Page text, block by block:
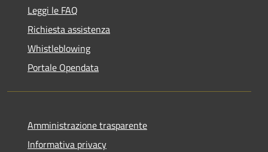
Leggi le FAQ
Richiesta assistenza
Whistleblowing
Portale Opendata
Amministrazione trasparente
Informativa privacy